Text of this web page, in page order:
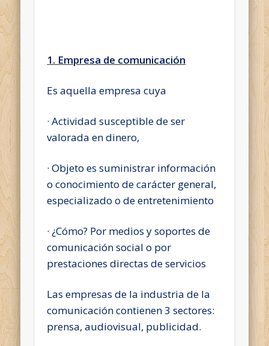
1. Empresa de comunicación
Es aquella empresa cuya
· Actividad susceptible de ser
valorada en dinero,
· Objeto es suministrar información
o conocimiento de carácter general,
especializado o de entretenimiento
· ¿Cómo? Por medios y soportes de
comunicación social o por
prestaciones directas de servicios
Las empresas de la industria de la
comunicación contienen 3 sectores:
prensa, audiovisual, publicidad.